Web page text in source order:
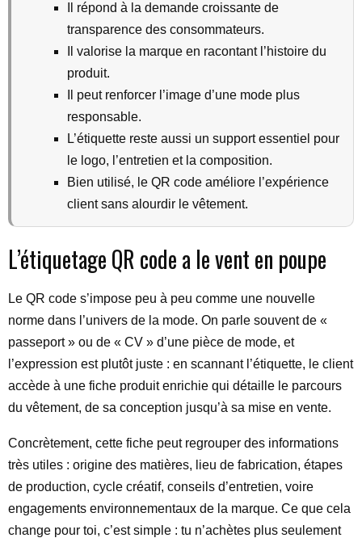
Il répond à la demande croissante de
transparence des consommateurs.
Il valorise la marque en racontant l’histoire du
produit.
Il peut renforcer l’image d’une mode plus
responsable.
L’étiquette reste aussi un support essentiel pour
le logo, l’entretien et la composition.
Bien utilisé, le QR code améliore l’expérience
client sans alourdir le vêtement.
L’étiquetage QR code a le vent en poupe
Le QR code s’impose peu à peu comme une nouvelle
norme dans l’univers de la mode. On parle souvent de «
passeport » ou de « CV » d’une pièce de mode, et
l’expression est plutôt juste : en scannant l’étiquette, le client
accède à une fiche produit enrichie qui détaille le parcours
du vêtement, de sa conception jusqu’à sa mise en vente.
Concrètement, cette fiche peut regrouper des informations
très utiles : origine des matières, lieu de fabrication, étapes
de production, cycle créatif, conseils d’entretien, voire
engagements environnementaux de la marque. Ce que cela
change pour toi, c’est simple : tu n’achètes plus seulement